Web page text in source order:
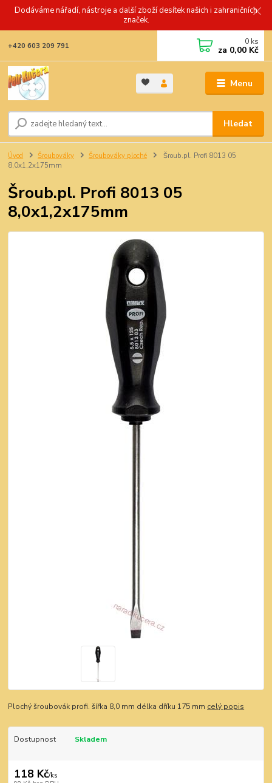
Dodáváme nářadí, nástroje a další zboží desítek našich i zahraničních
značek.
Menu
Hledat
+420 603 209 791 0 ks
za 0,00 Kč
Úvod Šroubováky Šroubováky ploché
Šroub.pl. Profi 8013 05
8,0x1,2x175mm
Šroub.pl. Profi 8013 05
8,0x1,2x175mm
Plochý šroubovák profi. šířka 8,0 mm délka dříku 175 mm celý popis
Dostupnost Skladem
118 Kč/ks